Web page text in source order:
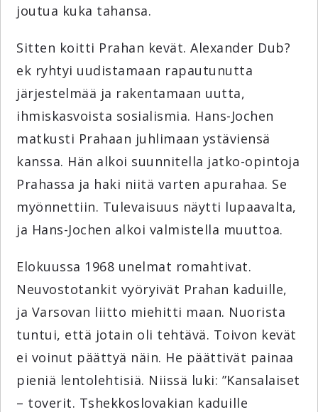
joutua kuka tahansa.
Sitten koitti Prahan kevät. Alexander Dub?
ek ryhtyi uudistamaan rapautunutta
järjestelmää ja rakentamaan uutta,
ihmiskasvoista sosialismia. Hans-Jochen
matkusti Prahaan juhlimaan ystäviensä
kanssa. Hän alkoi suunnitella jatko-opintoja
Prahassa ja haki niitä varten apurahaa. Se
myönnettiin. Tulevaisuus näytti lupaavalta,
ja Hans-Jochen alkoi valmistella muuttoa.
Elokuussa 1968 unelmat romahtivat.
Neuvostotankit vyöryivät Prahan kaduille,
ja Varsovan liitto miehitti maan. Nuorista
tuntui, että jotain oli tehtävä. Toivon kevät
ei voinut päättyä näin. He päättivät painaa
pieniä lentolehtisiä. Niissä luki: ”Kansalaiset
– toverit. Tshekkoslovakian kaduille